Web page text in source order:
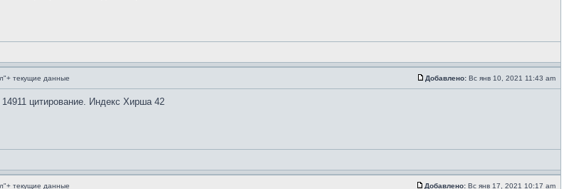
текущие данные Добавлено: Вс янв 10, 2021 11:43 am
цитирование. Индекс Хирша 42
текущие данные Добавлено: Вс янв 17, 2021 10:17 am